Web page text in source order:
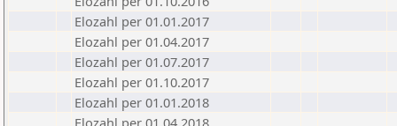
Elozahl per 01.01.2017
Elozahl per 01.04.2017
Elozahl per 01.07.2017
Elozahl per 01.10.2017
Elozahl per 01.01.2018
Elozahl per 01.04.2018